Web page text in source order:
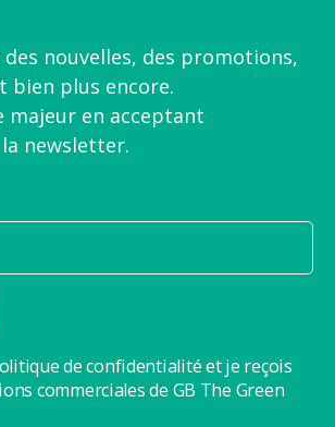
des nouvelles, des promotions,
bien plus encore.
majeur en acceptant
newsletter.
de confidentialité et je reçois
commerciales de GB The Green